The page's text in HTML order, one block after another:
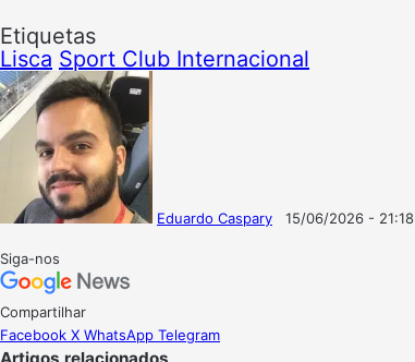
Etiquetas
Lisca Sport Club Internacional
Eduardo Caspary
15/06/2026 - 21:18
Siga-nos
Compartilhar
Facebook X WhatsApp Telegram